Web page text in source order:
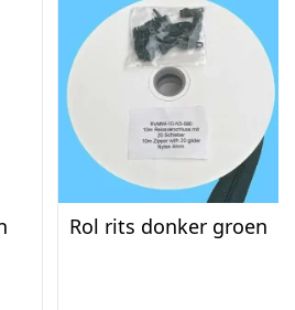
en kussens
huiselijk als projectmatig
en eenvoudig te
met de vleug mee voor behoud
Rol rits donker groen